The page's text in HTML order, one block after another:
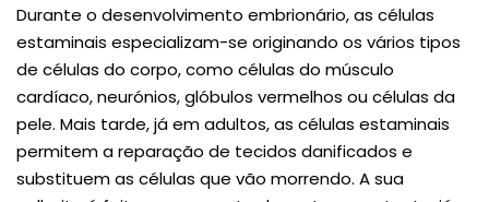
Durante o desenvolvimento embrionário, as células
estaminais especializam-se originando os vários tipos
de células do corpo, como células do músculo
cardíaco, neurónios, glóbulos vermelhos ou células da
pele. Mais tarde, já em adultos, as células estaminais
permitem a reparação de tecidos danificados e
substituem as células que vão morrendo. A sua